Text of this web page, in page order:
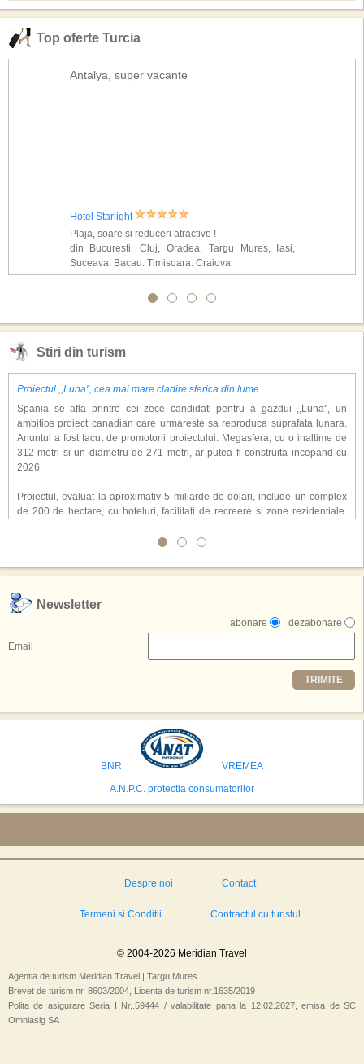
Top oferte Turcia
Antalya, super vacante
Hotel Starlight
Plaja, soare si reduceri atractive !
din Bucuresti, Cluj, Oradea, Targu Mures, Iasi,
Suceava, Bacau, Timisoara, Craiova
Stiri din turism
Proiectul ,,Luna'', cea mai mare cladire sferica din lume
Spania se afla printre cei zece candidati pentru a gazdui ,,Luna'', un
ambitios proiect canadian care urmareste sa reproduca suprafata lunara.
Anuntul a fost facut de promotorii proiectului. Megasfera, cu o inaltime de
312 metri si un diametru de 271 metri, ar putea fi construita incepand cu
2026
Proiectul, evaluat la aproximativ 5 miliarde de dolari, include un complex
de 200 de hectare, cu hoteluri, facilitati de recreere si zone rezidentiale.
atragerea a pana la 10 milioane de turisti anual. �Luna� ar putea deveni
exclusiv simularea suprafetei lunare.
,,Credem ca exista sanse mari sa anuntam nu doar o locatie, ci poate mai
multe'', a declarat Michael R. Henderson, cofondator al Moon World
Resorts, citat de Gulf News. Potrivit acestuia, 2026 ar putea deveni un an
decisiv pentru reali zarea proiectului.
Printre celelalte tari care concureaza pentru a gazdui aceasta constructie
se numara Australia, Brazilia, China, Egipt, India, Polonia, Thailanda,
avea cele mai mari sanse de a castiga licitatia. Totusi, Spania, care se
preconizeaza ca va deveni a doua cea mai vizitata tara din lume in 2025,
isi bazeaza oferta pe infrastructura turistica solida si capacitatea hoteliera."
Newsletter
dezabonare
abonare
Email
TRIMITE
BNR
VREMEA
A.N.P.C. protectia consumatorilor
Despre noi Contact
Termeni si Conditii Contractul cu turistul
© 2004-2026 Meridian Travel
Agentia de turism Meridian Travel | Targu Mures
Brevet de turism nr. 8603/2004, Licenta de turism nr.1635/2019
Polita de asigurare Seria I Nr..59444 / valabilitate pana la 12.02.2027, emisa de SC
Omniasig SA